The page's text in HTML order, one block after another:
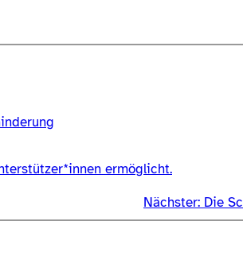
ermöglicht.
Nächster: Die